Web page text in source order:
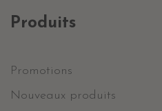
Produits
Promotions
Nouveaux produits